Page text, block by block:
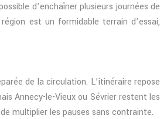
d’enchaîner plusieurs journées de
est un formidable terrain d’essai,
de la circulation. L’itinéraire repose
Annecy-le-Vieux ou Sévrier restent les
multiplier les pauses sans contrainte.